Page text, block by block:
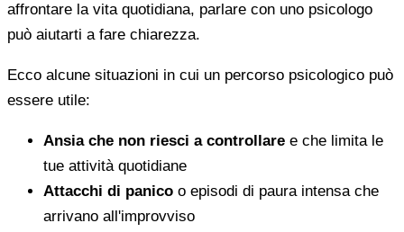
affrontare la vita quotidiana, parlare con uno psicologo
può aiutarti a fare chiarezza.
Ecco alcune situazioni in cui un percorso psicologico può
essere utile:
Ansia che non riesci a controllare e che limita le
tue attività quotidiane
Attacchi di panico o episodi di paura intensa che
arrivano all'improvviso